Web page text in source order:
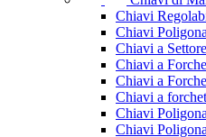
Chiavi
Chiavi
Chiavi a Settore
Chiavi a
Chiavi a
Chiavi a
Chiavi
Chiavi